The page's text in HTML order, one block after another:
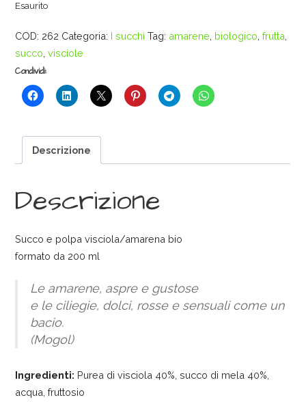
Esaurito
COD: 262 Categoria: I succhi Tag: amarene biologico ,frutta
succo ,visciole
Condividi:
Descrizione
Descrizione
Succo e polpa visciola/amarena bio
formato da 200 ml
Le amarene, aspre e gustose
e le ciliegie, dolci, rosse e sensuali come un
bacio.
(Mogol)
Ingredienti: Purea di visciola 40%, succo di mela 40%,
acqua, fruttosio